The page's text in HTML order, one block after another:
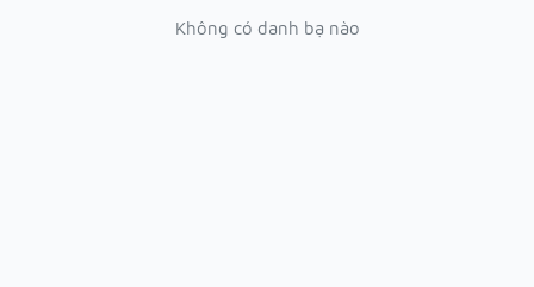
Không có danh bạ nào